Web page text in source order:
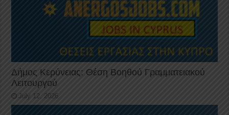
Δήμος Κερύνειας: Θέση Βοηθού Γραμματειακού
Λειτουργού
July 12, 2026